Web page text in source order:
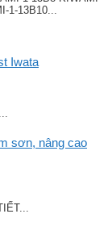
1-13B10...
Iwata
sơn, nâng cao